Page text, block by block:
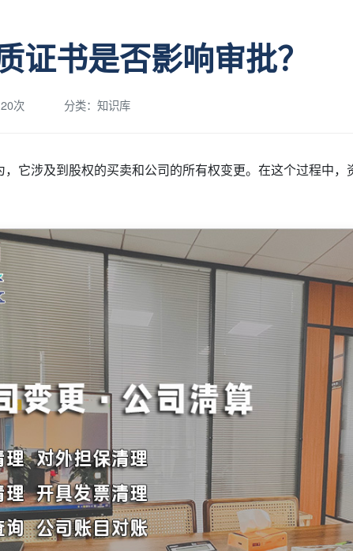
证书是否影响审批？
次 分类：知识库
它涉及到股权的买卖和公司的所有权变更。在这个过程中